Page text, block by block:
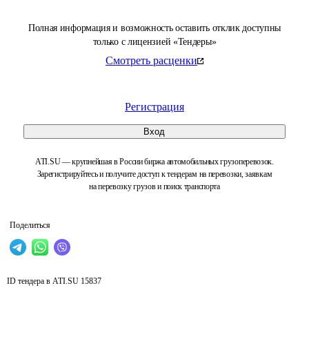
Полная информация и возможность оставить отклик доступны
только с лицензией «Тендеры»
Смотреть расценки
Регистрация
Вход
ATI.SU — крупнейшая в России биржа автомобильных грузоперевозок.
Зарегистрируйтесь и получите доступ к тендерам на перевозки, заявкам
на перевозку грузов и поиск транспорта
Поделиться
ID тендера в ATI.SU 15837